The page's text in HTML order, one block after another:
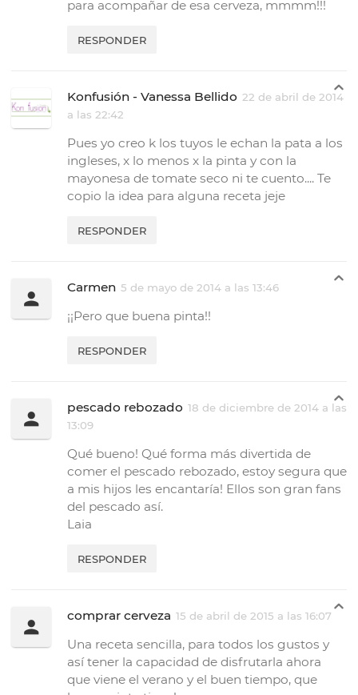
para acompañar de esa cerveza, mmmm!!!
RESPONDER
Konfusión - Vanessa Bellido 22 de abril de 2014
a las 22:42
Pues yo creo k los tuyos le echan la pata a los
ingleses, x lo menos x la pinta y con la
mayonesa de tomate seco ni te cuento.... Te
copio la idea para alguna receta jeje
RESPONDER
Carmen 5 de mayo de 2014 a las 13:46
¡¡Pero que buena pinta!!
RESPONDER
pescado rebozado 18 de diciembre de 2014 a las
13:09
Qué bueno! Qué forma más divertida de
comer el pescado rebozado, estoy segura que
a mis hijos les encantaría! Ellos son gran fans
del pescado así.
Laia
RESPONDER
comprar cerveza 15 de abril de 2015 a las 16:07
Una receta sencilla, para todos los gustos y
así tener la capacidad de disfrutarla ahora
que viene el verano y el buen tiempo, que